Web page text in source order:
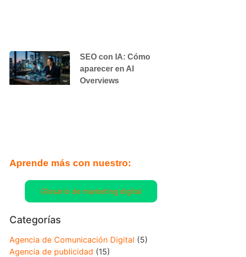
SEO con IA: Cómo
aparecer en AI
Overviews
Aprende más con nuestro:
Glosario de marketing digital
Categorías
Agencia de Comunicación Digital (5)
Agencia de publicidad (15)